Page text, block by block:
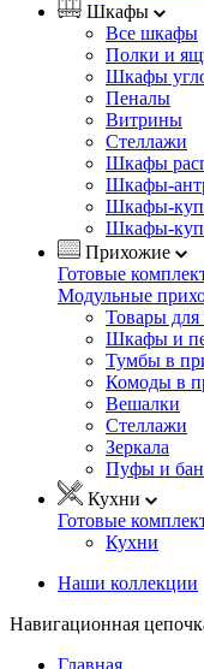
Шкафы
Все шкафы
Полки и
Шкафы
Пеналы
Витрины
Стеллажи
Шкафы
Шкафы-
Шкафы-
Шкафы-
Прихожие
Готовые
Модульные
Товары
Шкафы и
Тумбы в
Комоды в
Вешалки
Стеллажи
Зеркала
Пуфы и
Кухни
Готовые
Кухни
Наши коллекции
Навигационная
Главная